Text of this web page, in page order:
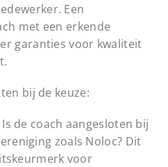
Een
met een erkende
garanties voor kwaliteit
bij de keuze:
Is de coach aangesloten bij
zoals Noloc? Dit
voor